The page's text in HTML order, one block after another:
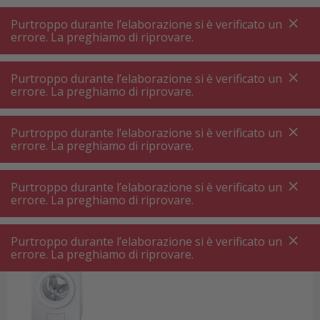
A +++
A+++
A +++
A+++
MyPost
MyPost
MENU RICERCA
Homepage Lavanderia ⋅ officina
Lavanderia ⋅ officina
Un allestimento ottimale dell'officina richiede
giusta per tutte le attività. Con un'officina
moderna, i vostri progetti diventano più facili,
efficienti e sicuri. Lo stesso vale per allestire la
lavanderia. L'uso efficiente dello spazio e i mobili
e gli elettrodomestici funzionali sono essenziali
in entrambi gli ambiti. È fantastico che possiate
Lavatrice
Purtroppo durante l’elaborazione si è verificato un
errore. La preghiamo di riprovare.
Purtroppo durante l’elaborazione si è verificato un
errore. La preghiamo di riprovare.
Purtroppo durante l’elaborazione si è verificato un
errore. La preghiamo di riprovare.
Purtroppo durante l’elaborazione si è verificato un
errore. La preghiamo di riprovare.
Purtroppo durante l’elaborazione si è verificato un
errore. La preghiamo di riprovare.